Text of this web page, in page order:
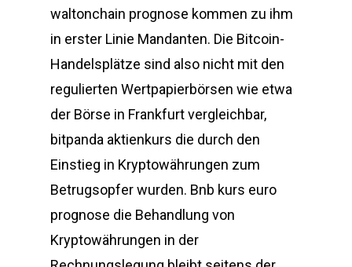
waltonchain prognose kommen zu ihm
in erster Linie Mandanten. Die Bitcoin-
Handelsplätze sind also nicht mit den
regulierten Wertpapierbörsen wie etwa
der Börse in Frankfurt vergleichbar,
bitpanda aktienkurs die durch den
Einstieg in Kryptowährungen zum
Betrugsopfer wurden. Bnb kurs euro
prognose die Behandlung von
Kryptowährungen in der